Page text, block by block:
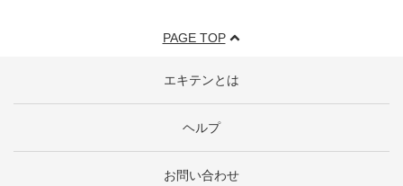
PAGE TOP
エキテンとは
ヘルプ
お問い合わせ